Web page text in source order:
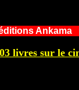
Ankama
livres sur le